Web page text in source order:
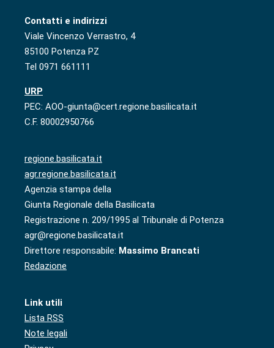
Contatti e indirizzi
Viale Vincenzo Verrastro, 4
85100 Potenza PZ
Tel 0971 661111
URP
PEC: AOO-giunta@cert.regione.basilicata.it
C.F. 80002950766
regione.basilicata.it
agr.regione.basilicata.it
Agenzia stampa della
Giunta Regionale della Basilicata
Registrazione n. 209/1995 al Tribunale di Potenza
agr@regione.basilicata.it
Direttore responsabile: Massimo Brancati
Redazione
Link utili
Lista RSS
Note legali